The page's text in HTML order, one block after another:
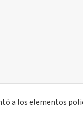
a los elementos